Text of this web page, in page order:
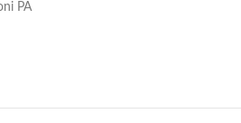
PA